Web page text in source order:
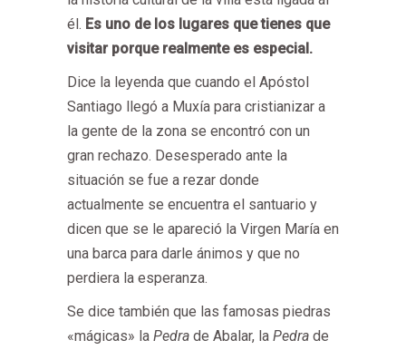
él. Es uno de los lugares que tienes que
visitar porque realmente es especial.
Dice la leyenda que cuando el Apóstol
Santiago llegó a Muxía para cristianizar a
la gente de la zona se encontró con un
gran rechazo. Desesperado ante la
situación se fue a rezar donde
actualmente se encuentra el santuario y
dicen que se le apareció la Virgen María en
una barca para darle ánimos y que no
perdiera la esperanza.
Se dice también que las famosas piedras
«mágicas» la Pedra de Abalar, la Pedra de